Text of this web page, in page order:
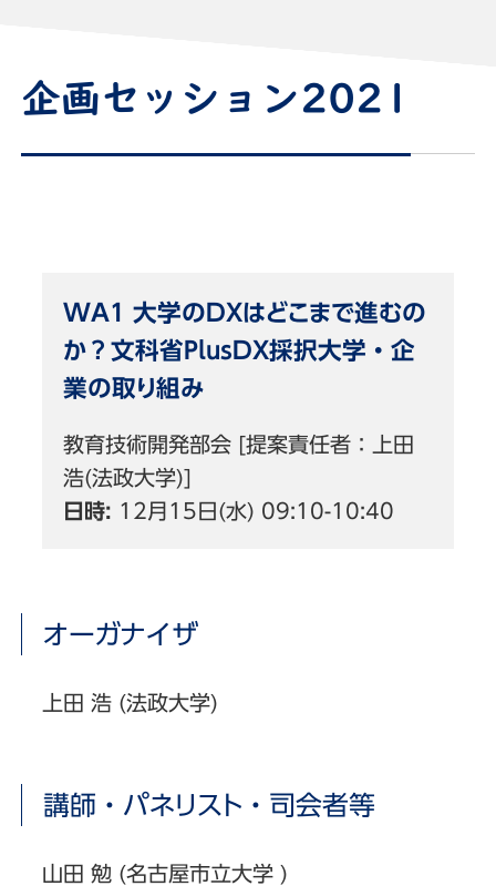
企画セッション2021
WA1 大学のDXはどこまで進むの
か？文科省PlusDX採択大学・企
業の取り組み
教育技術開発部会 [提案責任者：上田
浩(法政大学)]
日時: 12月15日(水) 09:10-10:40
オーガナイザ
上田 浩 (法政大学)
講師・パネリスト・司会者等
山田 勉 (名古屋市立大学 )